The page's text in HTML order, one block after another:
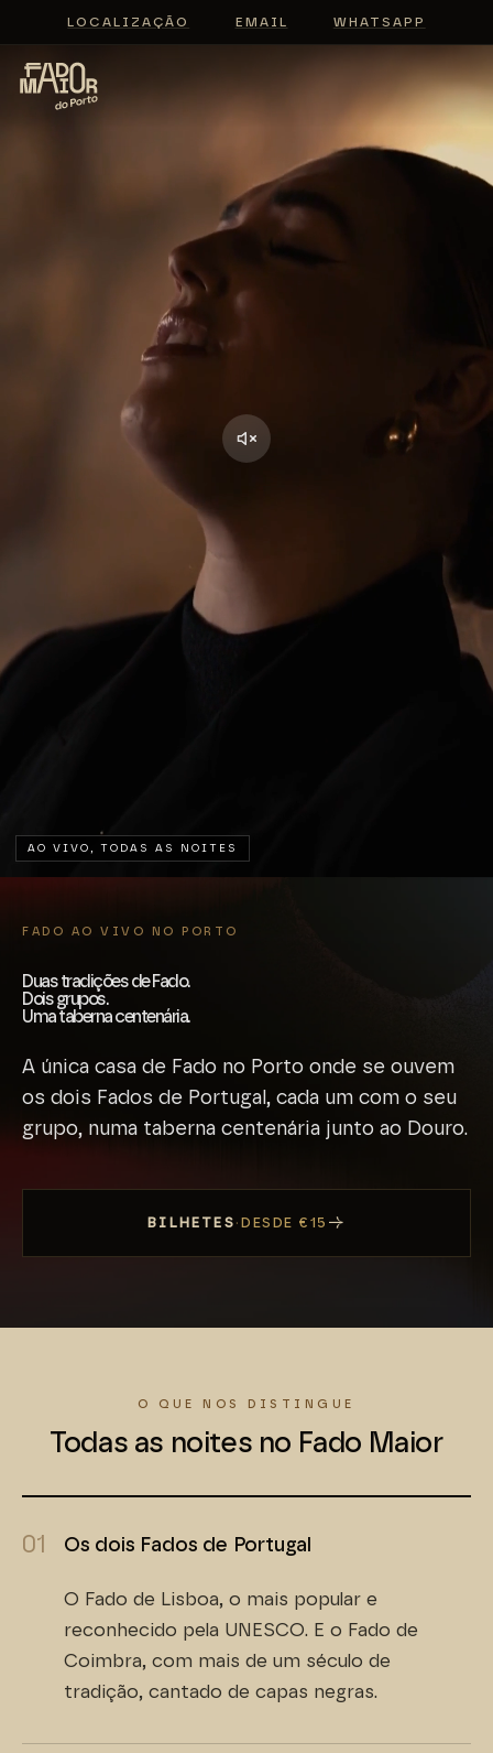
LOCALIZAÇÃO EMAIL WHATSAPP
AO VIVO, TODAS AS NOITES
FADO AO VIVO NO PORTO
Duas tradições de Fado.
Dois grupos.
Uma taberna centenária.
A única casa de Fado no Porto onde se ouvem
os dois Fados de Portugal, cada um com o seu
grupo, numa taberna centenária junto ao Douro.
BILHETES · DESDE €15 →
O QUE NOS DISTINGUE
Todas as noites no Fado Maior
01 Os dois Fados de Portugal
O Fado de Lisboa, o mais popular e
reconhecido pela UNESCO. E o Fado de
Coimbra, com mais de um século de
tradição, cantado de capas negras.